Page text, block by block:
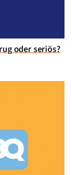
oder seriös?